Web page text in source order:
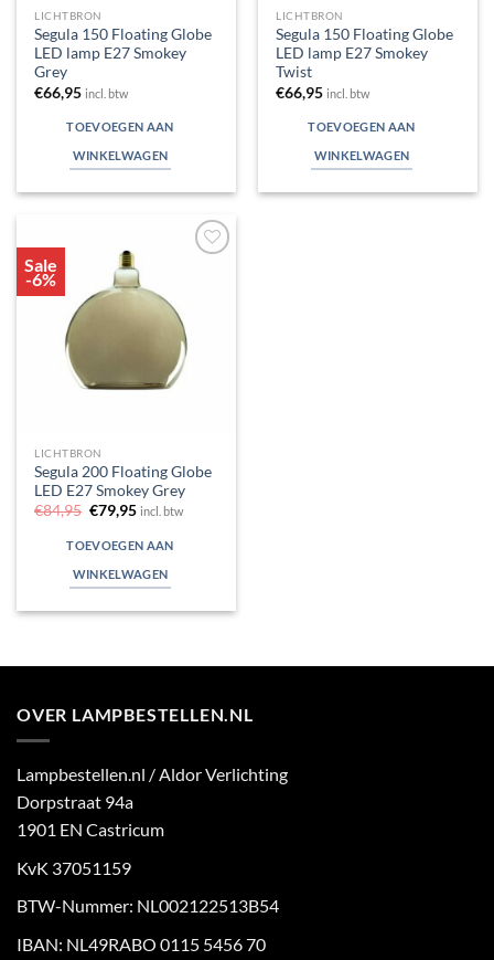
LICHTBRON
Segula 150 Floating Globe
LED lamp E27 Smokey
Grey
€66,95 incl. btw
TOEVOEGEN AAN
WINKELWAGEN
LICHTBRON
Segula 150 Floating Globe
LED lamp E27 Smokey
Twist
€66,95 incl. btw
TOEVOEGEN AAN
WINKELWAGEN
Sale
-6%
verlanglijst
LICHTBRON
Segula 200 Floating Globe
LED E27 Smokey Grey
€84,95 Oorspronkelijke
prijs
was:
€84,95.
€79,95Huidige
is:
€79,95.
incl. btw
TOEVOEGEN AAN
WINKELWAGEN
OVER LAMPBESTELLEN.NL
Lampbestellen.nl / Aldor Verlichting
Dorpstraat 94a
1901 EN Castricum
KvK 37051159
BTW-Nummer: NL002122513B54
IBAN: NL49RABO 0115 5456 70